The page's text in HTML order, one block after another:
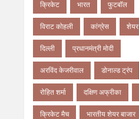
क्रिकेट भारत फुटबॉल
विराट कोहली कांग्रेस शेयर
दिल्ली प्रधानमंत्री मोदी
अरविंद केजरीवाल डोनाल्ड ट्रंप
रोहित शर्मा दक्षिण अफ्रीका
क्रिकेट मैच भारतीय शेयर बाजार